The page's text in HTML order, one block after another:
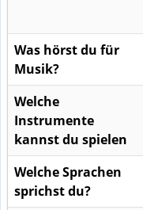
Was hörst du für
Musik?
Welche
Instrumente
kannst du spielen
Welche Sprachen
sprichst du?